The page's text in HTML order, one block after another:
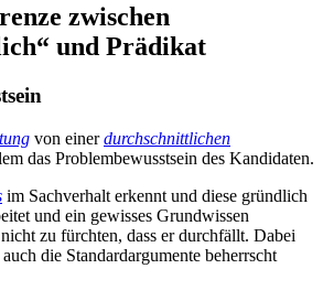
zwischen
und Prädikat
von einerdurchschnittlichen
das Problembewusstsein des Kandidaten.
im Sachverhalt erkennt und diese gründlich
und ein gewisses Grundwissen
zu fürchten, dass er durchfällt. Dabei
die Standardargumente beherrscht